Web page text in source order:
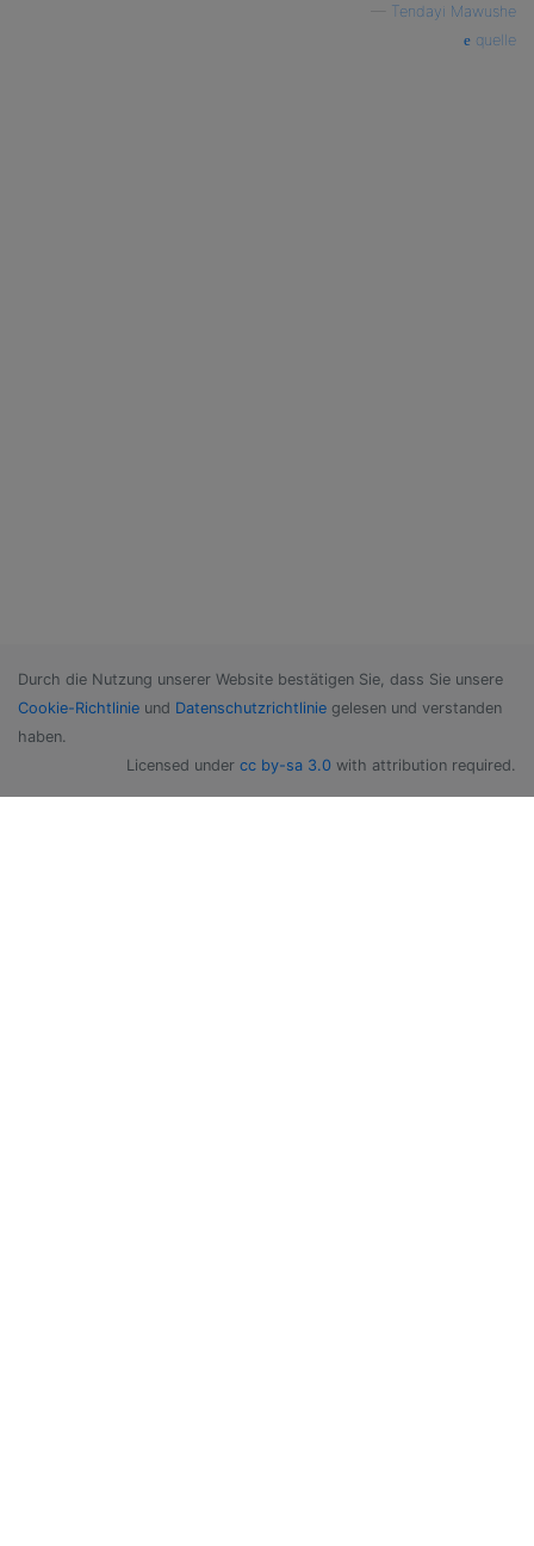
Tendayi Mawushe
quelle
Durch die Nutzung unserer Website bestätigen Sie, dass Sie unsere
Cookie-Richtlinie und Datenschutzrichtlinie gelesen und verstanden
haben.
Licensed under cc by-sa 3.0 with attribution required.